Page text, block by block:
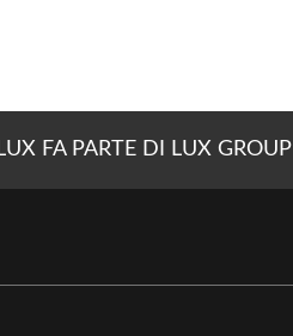
FA PARTE DI LUX GROUP